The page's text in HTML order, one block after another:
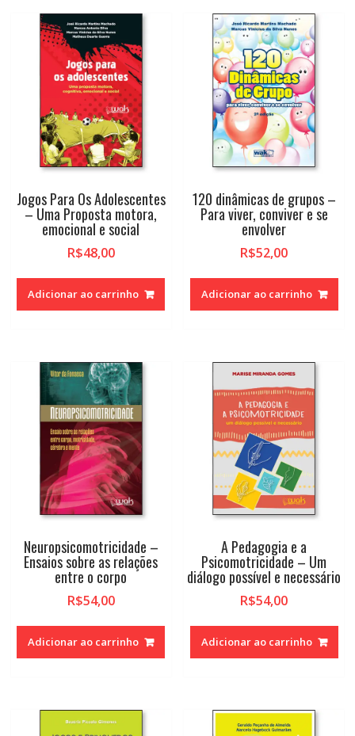
Jogos Para Os Adolescentes
– Uma Proposta motora,
emocional e social
R$48,00
Adicionar ao carrinho
120 dinâmicas de grupos –
Para viver, conviver e se
envolver
R$52,00
Adicionar ao carrinho
Neuropsicomotricidade –
Ensaios sobre as relações
entre o corpo
R$54,00
Adicionar ao carrinho
A Pedagogia e a
Psicomotricidade – Um
diálogo possível e necessário
R$54,00
Adicionar ao carrinho